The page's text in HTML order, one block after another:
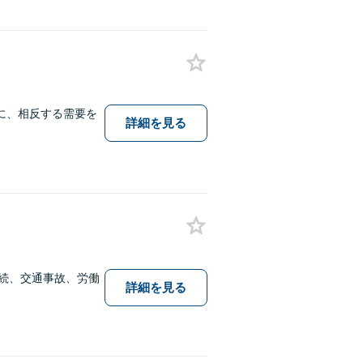
、相反する需要を
詳細を見る
、交通事故、労働
詳細を見る